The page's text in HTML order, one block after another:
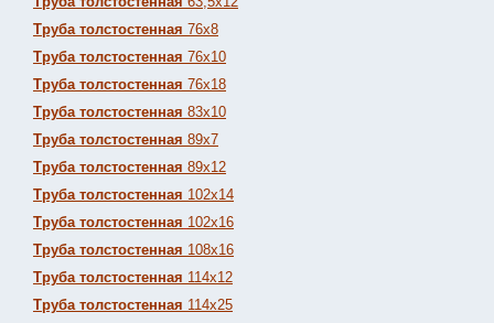
Труба толстостенная 76х8
Труба толстостенная 76х10
Труба толстостенная 76х18
Труба толстостенная 83х10
Труба толстостенная 89х7
Труба толстостенная 89х12
Труба толстостенная 102х14
Труба толстостенная 102х16
Труба толстостенная 108х16
Труба толстостенная 114х12
Труба толстостенная 114х25